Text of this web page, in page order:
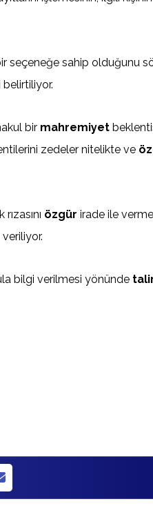
seçeneğe sahip olduğunu
bir mahremiyet
zedeler nitelikte ve
özgür irade ile
bilgi verilmesi yönünde